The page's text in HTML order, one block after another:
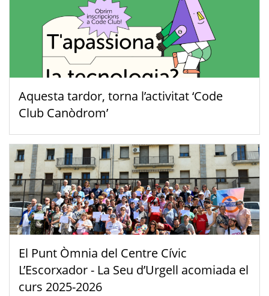
Aquesta tardor, torna l’activitat ‘Code
Club Canòdrom’
El Punt Òmnia del Centre Cívic
L’Escorxador - La Seu d’Urgell acomiada el
curs 2025-2026